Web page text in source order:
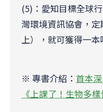
(5)：愛知目標全球
灣環境資訊協會，
上），就可獲得一本
※ 專書介紹： 首本
《上課了！生物多